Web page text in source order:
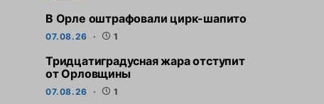
В Орле оштрафовали цирк-шапито
07.08.26 1
Тридцатиградусная жара отступит
от Орловщины
07.08.26 1